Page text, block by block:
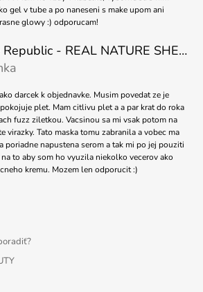
gel v tube a po naneseni s make upom ani
glowy :) odporucam!
Nature Republic - REAL NATURE SHEET MASK TEA TREE 23ml
produktu je 5 z 5 hviezdičiek.
darcek k objednavke. Musim povedat ze je
plet. Mam citlivu plet a a par krat do roka
fuzz ziletkou. Vacsinou sa mi vsak potom na
virazky. Tato maska tomu zabranila a vobec ma
poriadne napustena serom a tak mi po jej pouziti
to aby som ho vyuzila niekolko vecerov ako
kremu. Mozem len odporucit :)